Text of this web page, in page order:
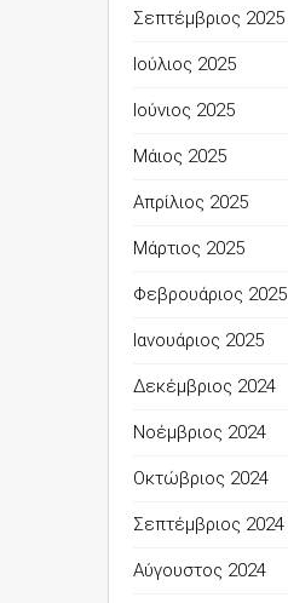
Σεπτέμβριος 2025
Ιούλιος 2025
Ιούνιος 2025
Μάιος 2025
Απρίλιος 2025
Μάρτιος 2025
Φεβρουάριος 2025
Ιανουάριος 2025
Δεκέμβριος 2024
Νοέμβριος 2024
Οκτώβριος 2024
Σεπτέμβριος 2024
Αύγουστος 2024